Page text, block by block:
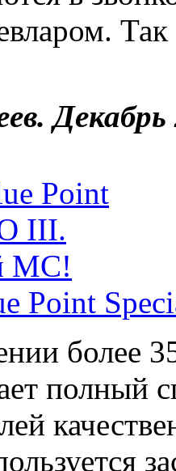
Декабрь
Point
более
полный